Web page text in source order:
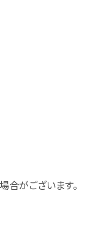
がございます。